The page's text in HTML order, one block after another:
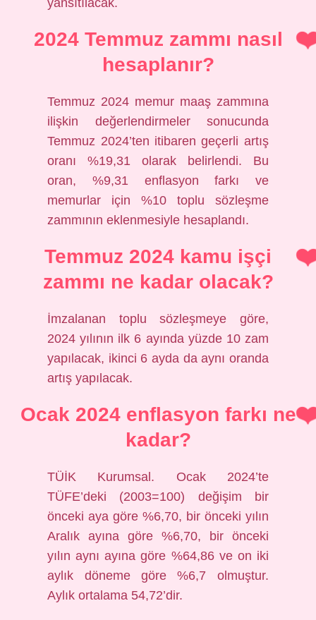
yansıtılacak.
2024 Temmuz zammı nasıl
hesaplanır?
Temmuz 2024 memur maaş zammına
ilişkin değerlendirmeler sonucunda
Temmuz 2024’ten itibaren geçerli artış
oranı %19,31 olarak belirlendi. Bu
oran, %9,31 enflasyon farkı ve
memurlar için %10 toplu sözleşme
zammının eklenmesiyle hesaplandı.
Temmuz 2024 kamu işçi
zammı ne kadar olacak?
İmzalanan toplu sözleşmeye göre,
2024 yılının ilk 6 ayında yüzde 10 zam
yapılacak, ikinci 6 ayda da aynı oranda
artış yapılacak.
Ocak 2024 enflasyon farkı ne
kadar?
TÜİK Kurumsal. Ocak 2024’te
TÜFE’deki (2003=100) değişim bir
önceki aya göre %6,70, bir önceki yılın
Aralık ayına göre %6,70, bir önceki
yılın aynı ayına göre %64,86 ve on iki
aylık döneme göre %6,7 olmuştur.
Aylık ortalama 54,72’dir.